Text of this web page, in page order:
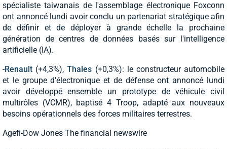
spécialiste taiwanais de l'assemblage électronique Foxconn
ont annoncé lundi avoir conclu un partenariat stratégique afin
de définir et de déployer à grande échelle la prochaine
génération de centres de données basés sur l'intelligence
artificielle (IA).
-Renault (+4,3%),Thales (+0,3%): le constructeur automobile
et le groupe d'électronique et de défense ont annoncé lundi
avoir développé ensemble un prototype de véhicule civil
multirôles (VCMR), baptisé 4 Troop, adapté aux nouveaux
besoins opérationnels des forces militaires terrestres.
Agefi-Dow Jones The financial newswire